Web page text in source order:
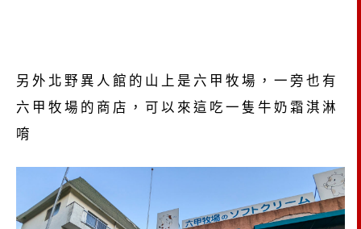
另外北野異人館的山上是六甲牧場，一旁也有
六甲牧場的商店，可以來這吃一隻牛奶霜淇淋
唷